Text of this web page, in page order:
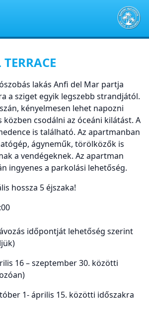
lakás Anfi del Mar partja
a sziget egyik legszebb strandjától.
kényelmesen lehet napozni
közben csodálni az óceáni kilátást. A
is található. Az apartmanban
ágyneműk, törölközők is
a vendégeknek. Az apartman
ingyenes a parkolási lehetőség.
hossza 5 éjszaka!
időpontját lehetőség szerint
16 – szeptember 30. közötti
1- április 15. közötti időszakra